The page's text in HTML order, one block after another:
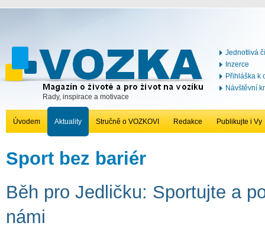
Rady, inspirace a motivace
Jednotlivá
Inzerce
Přihláška k
Návštěvní
Úvodem Aktuality Stručně o VOZKOVI Redakce Publikujte i Vy
Sport bez bariér
Běh pro Jedličku: Sportujte a
námi